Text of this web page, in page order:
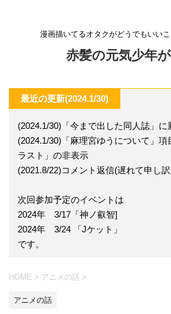
漫画描いてるオタクがどうでもいいこ
赤髪の元気少年
最近の更新(2024.1/30)
(2024.1/30)「今まで出した同人誌」に
(2024.1/30)「麻理宮ゆうについて」項
ラスト」の非表示
(2021.8/22)コメント返信(遅れて申し
次回参加予定のイベントは
2024年 3/17「神ノ叡智]
2024年 3/24 「Jケット」
です。
HOME > アニメの話 >
アニメの話